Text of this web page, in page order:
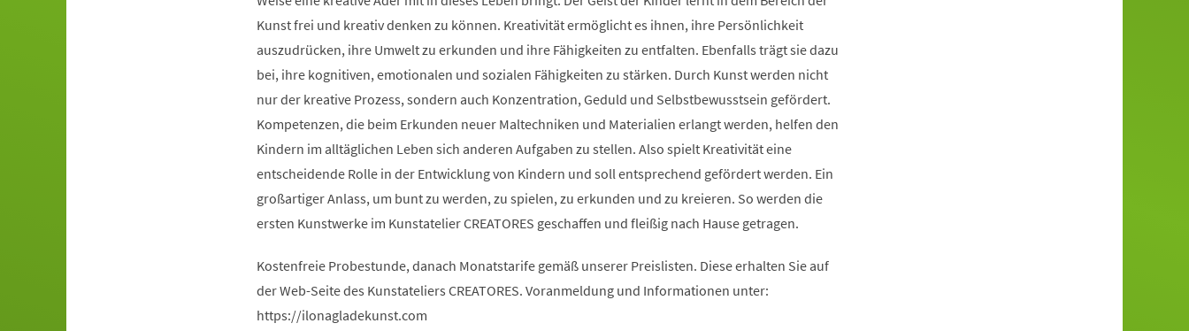
Kunst frei und kreativ denken zu können. Kreativität ermöglicht es ihnen, ihre Persönlichkeit
auszudrücken, ihre Umwelt zu erkunden und ihre Fähigkeiten zu entfalten. Ebenfalls trägt sie dazu
bei, ihre kognitiven, emotionalen und sozialen Fähigkeiten zu stärken. Durch Kunst werden nicht
nur der kreative Prozess, sondern auch Konzentration, Geduld und Selbstbewusstsein gefördert.
Kompetenzen, die beim Erkunden neuer Maltechniken und Materialien erlangt werden, helfen den
Kindern im alltäglichen Leben sich anderen Aufgaben zu stellen. Also spielt Kreativität eine
entscheidende Rolle in der Entwicklung von Kindern und soll entsprechend gefördert werden. Ein
großartiger Anlass, um bunt zu werden, zu spielen, zu erkunden und zu kreieren. So werden die
ersten Kunstwerke im Kunstatelier CREATORES geschaffen und fleißig nach Hause getragen.
Kostenfreie Probestunde, danach Monatstarife gemäß unserer Preislisten. Diese erhalten Sie auf
der Web-Seite des Kunstateliers CREATORES. Voranmeldung und Informationen unter:
https://ilonagladekunst.com